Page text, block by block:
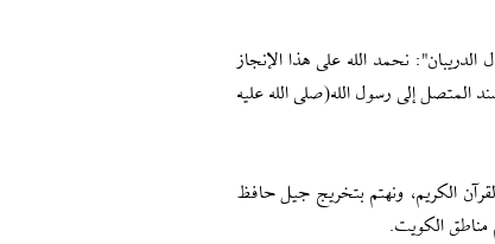
نحمد الله على هذا الإنجاز
في المشروعات القرآنية المتخصصة لـ «حفاظ»، ومنها إجازة 681 طالباً بالسند المتصل إلى رسول الله(صلى الله عليه
الكريم، ونهتم بتخريج جيل حافظ